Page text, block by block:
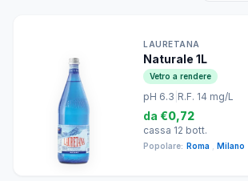
LAURETANA
Naturale 1L
Vetro a rendere
pH 6.3 R.F. 14 mg/L
da €0,72
cassa 12 bott.
Popolare: Roma Milano